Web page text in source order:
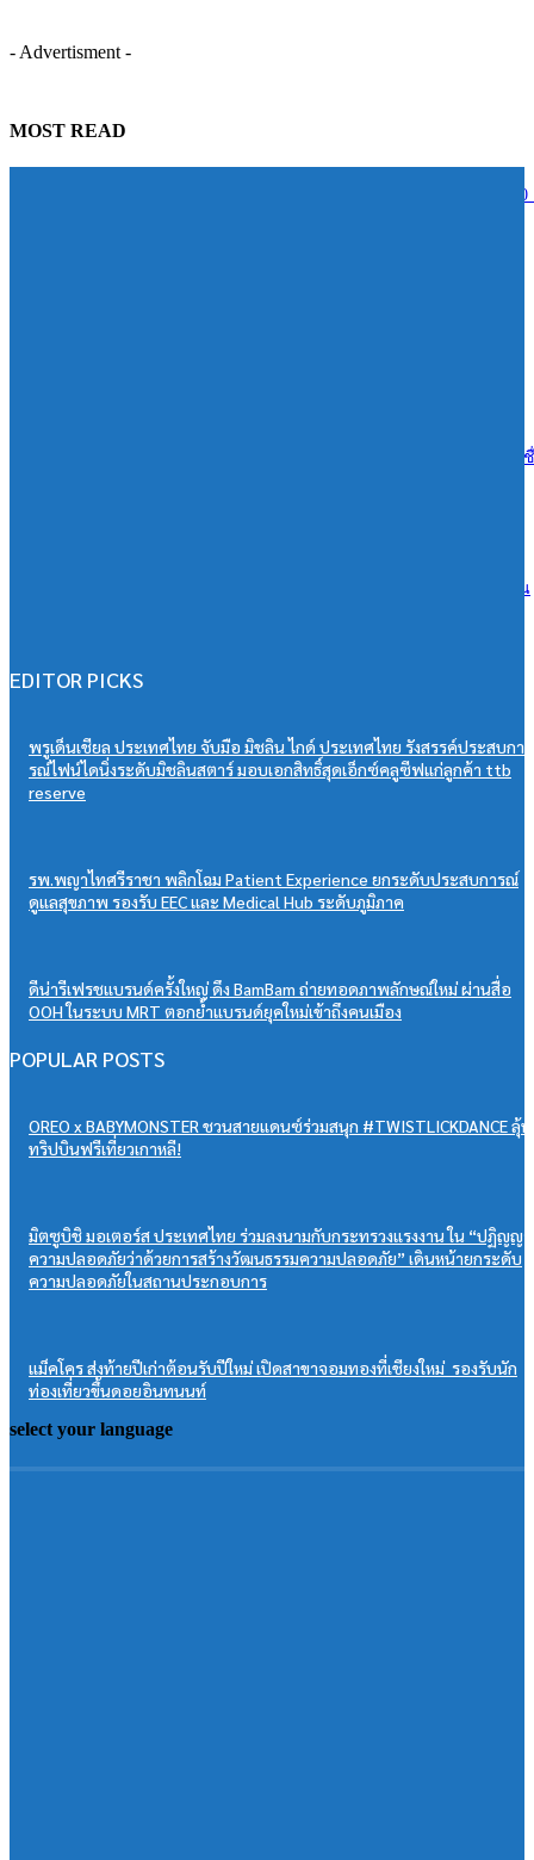
- Advertisment -
MOST READ
STECON ปลื้มนักลงทุนตอบรับหุ้นกู้เกินเป้าหมาย ระดมทุนสำเร็จ
เอสซีจี ผนึก ม.มหิดล ยกระดับ Work-based Learning ปั้น Future Talent เ
วิริยะประกันภัย หนุนเยาวชนสู่เวทีวิชาการประกันภัย มอบทุนสนับสนุน
EDITOR PICKS
พรูเด็นเชียล ประเทศไทย จับมือ มิชลิน ไกด์ ประเทศไทย รังสรรค์ประสบกา
รณ์ไฟน์ไดนิ่งระดับมิชลินสตาร์ มอบเอกสิทธิ์สุดเอ็กซ์คลูซีฟแก่ลูกค้า ttb
reserve
รพ.พญาไทศรีราชา พลิกโฉม Patient Experience ยกระดับประสบการณ์
ดูแลสุขภาพ รองรับ EEC และ Medical Hub ระดับภูมิภาค
ดีน่ารีเฟรชแบรนด์ครั้งใหญ่ ดึง BamBam ถ่ายทอดภาพลักษณ์ใหม่ ผ่านสื่อ
OOH ในระบบ MRT ตอกย้ำแบรนด์ยุคใหม่เข้าถึงคนเมือง
POPULAR POSTS
OREO x BABYMONSTER ชวนสายแดนซ์ร่วมสนุก #TWISTLICKDANCE ลุ้น
ทริปบินฟรีเที่ยวเกาหลี!
มิตซูบิชิ มอเตอร์ส ประเทศไทย ร่วมลงนามกับกระทรวงแรงงาน ใน “ปฏิญญา
ความปลอดภัยว่าด้วยการสร้างวัฒนธรรมความปลอดภัย” เดินหน้ายกระดับ
ความปลอดภัยในสถานประกอบการ
แม็คโคร ส่งท้ายปีเก่าต้อนรับปีใหม่ เปิดสาขาจอมทองที่เชียงใหม่ รองรับนัก
ท่องเที่ยวขึ้นดอยอินทนนท์
select your language